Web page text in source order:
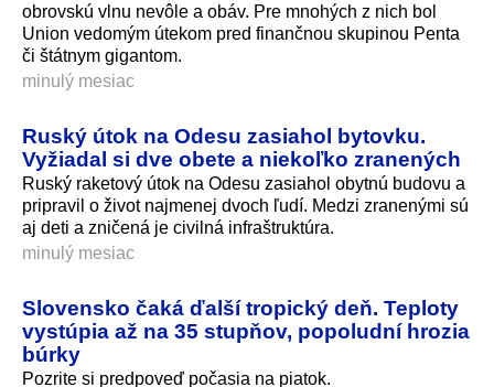
obrovskú vlnu nevôle a obáv. Pre mnohých z nich bol
Union vedomým útekom pred finančnou skupinou Penta
či štátnym gigantom.
minulý mesiac
Ruský útok na Odesu zasiahol bytovku.
Vyžiadal si dve obete a niekoľko zranených
Ruský raketový útok na Odesu zasiahol obytnú budovu a
pripravil o život najmenej dvoch ľudí. Medzi zranenými sú
aj deti a zničená je civilná infraštruktúra.
minulý mesiac
Slovensko čaká ďalší tropický deň. Teploty
vystúpia až na 35 stupňov, popoludní hrozia
búrky
Pozrite si predpoveď počasia na piatok.